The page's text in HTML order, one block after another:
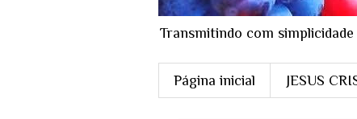
Transmitindo com
Página inicial JESUS